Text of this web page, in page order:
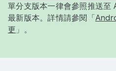
單分支版本一律會參照推送至
最新版本。詳情請參閱「
更 」。